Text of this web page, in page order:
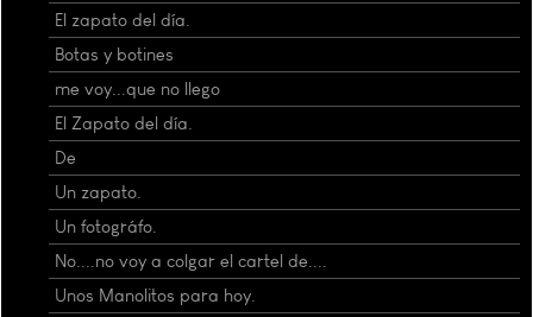
El zapato del día.
Botas y botines
me voy...que no llego
El Zapato del día.
De
Un zapato.
Un fotográfo.
No....no voy a colgar el cartel de....
Unos Manolitos para hoy.